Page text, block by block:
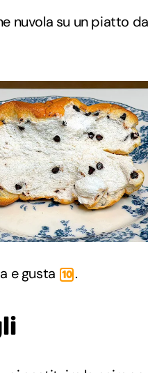
nuvola su un piatto
e gusta 10 .